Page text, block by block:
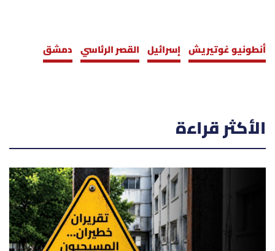
أنطونيو غوتيريش إسرائيل القصر الرئاسي دمشق
الأكثر قراءة